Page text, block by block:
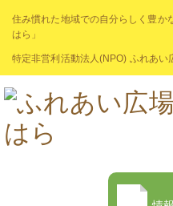
住み慣れた地域での自分らしく豊か
はら」
特定非営利活動法人(NPO) ふれあい